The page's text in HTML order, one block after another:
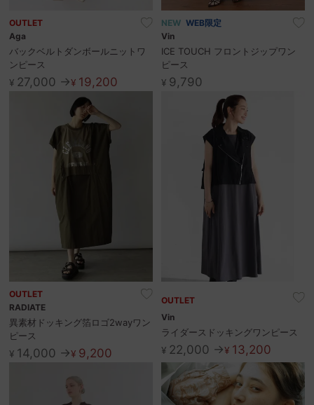
OUTLET
Aga
バックベルトダンボールニットワ
ンピース
¥27,000 →¥19,200
NEW WEB限定
Vin
ICE TOUCH フロントジップワン
ピース
¥9,790
OUTLET
RADIATE
異素材ドッキング箔ロゴ2wayワン
ピース
¥14,000 →¥9,200
OUTLET
Vin
ライダースドッキングワンピース
¥22,000 →¥13,200